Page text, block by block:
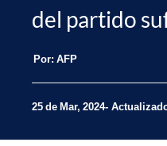
del partido
Por: AFP
25 de Mar, 2024